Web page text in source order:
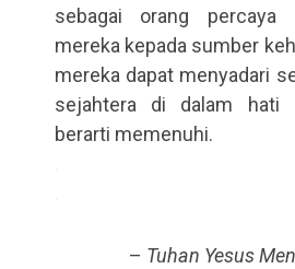
sebagai orang percaya
mereka kepada sumber
mereka dapat menyadari
sejahtera di dalam hati
berarti memenuhi.
.
.
– Tuhan Yesus